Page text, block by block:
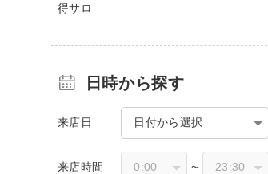
得サロ
日時から探す
来店日 日付から選択
来店時間 〜